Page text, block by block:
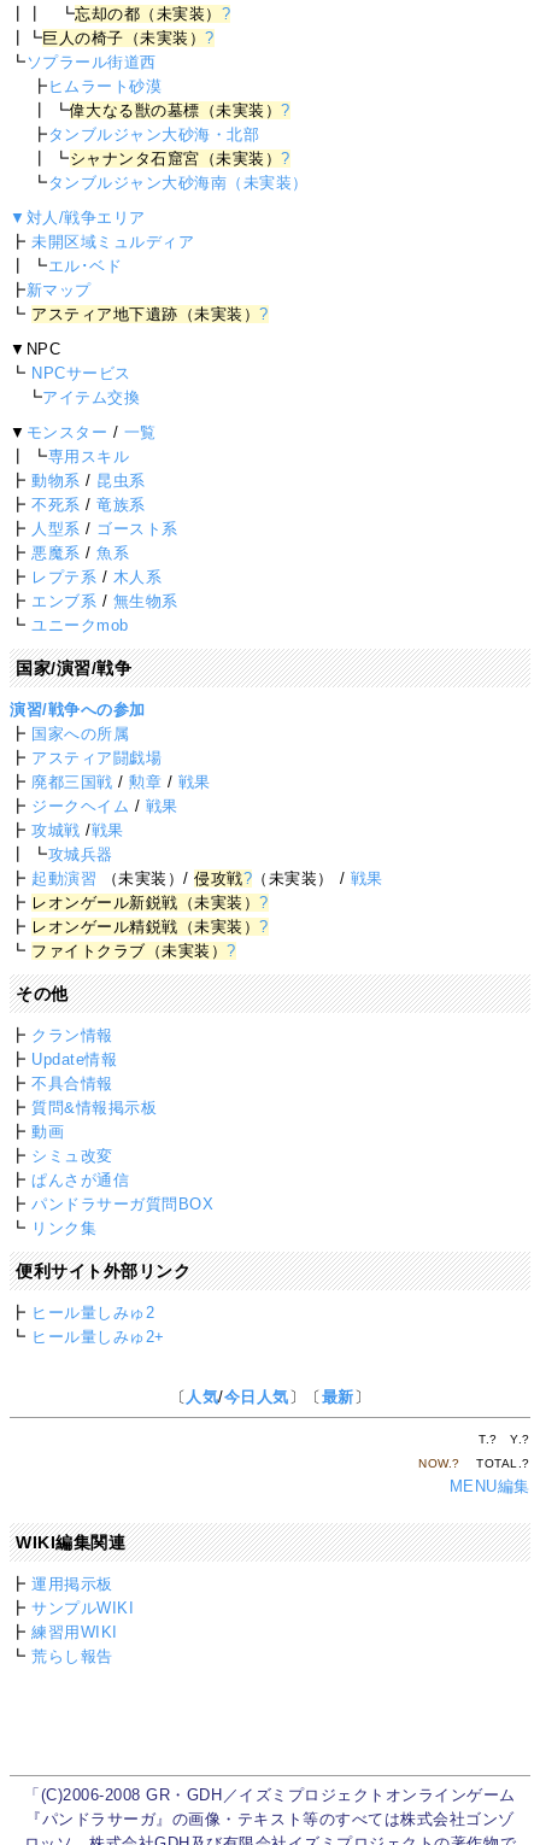
┃┃ ┗忘却の都（未実装） ?
┃┗巨人の椅子（未実装）?
┗ ソプラール街道西
┣ ヒムラート砂漠
┃ ┗偉大なる獣の墓標（未実装）?
┣ タンブルジャン大砂海・北部
┃ ┗シャナンタ石窟宮（未実装）?
┗ タンブルジャン大砂海南（未実装）
▼対人/戦争エリア
┣未開区域ミュルディア
┃ ┗エル･ベド
┣新マップ
┗ アスティア地下遺跡（未実装）?
▼NPC
┗ NPCサービス
┗アイテム交換
▼ モンスター / 一覧
┃ ┗専用スキル
┣動物系 / 昆虫系
┣不死系 /竜族系
┣ 人型系 / ゴースト系
┣ 悪魔系 /魚系
┣ レプテ系 / 木人系
┣ エンブ系 / 無生物系
┗ ユニークmob
国家/演習/戦争
演習/戦争への参加
┣ 国家への所属
┣ アスティア闘戯場
┣ 廃都三国戦 /勲章 / 戦果
┣ ジークヘイム / 戦果
┣攻城戦 /戦果
┃ ┗攻城兵器
┣ 起動演習 （未実装）/侵攻戦? （未実装） / 戦果
┣ レオンゲール新鋭戦（未実装）?
┣ レオンゲール精鋭戦（未実装）?
┗ ファイトクラブ（未実装）?
その他
┣ クラン情報
┣ Update情報
┣不具合情報
┣質問&情報掲示板
┣動画
┣ シミュ改変
┣ぱんさが通信
┣パンドラサーガ質問BOX
┗ リンク集
便利サイト外部リンク
┣ ヒール量しみゅ2
┗ ヒール量しみゅ2+
〔 人気/今日人気〕〔最新〕
T.? Y.?
NOW.? TOTAL.?
MENU編集
WIKI編集関連
┣運用掲示板
┣サンプルWIKI
┣練習用WIKI
┗荒らし報告
「(C)2006-2008 GR・GDH／イズミプロジェクトオンラインゲーム
『パンドラサーガ』の画像・テキスト等のすべては株式会社ゴンゾ